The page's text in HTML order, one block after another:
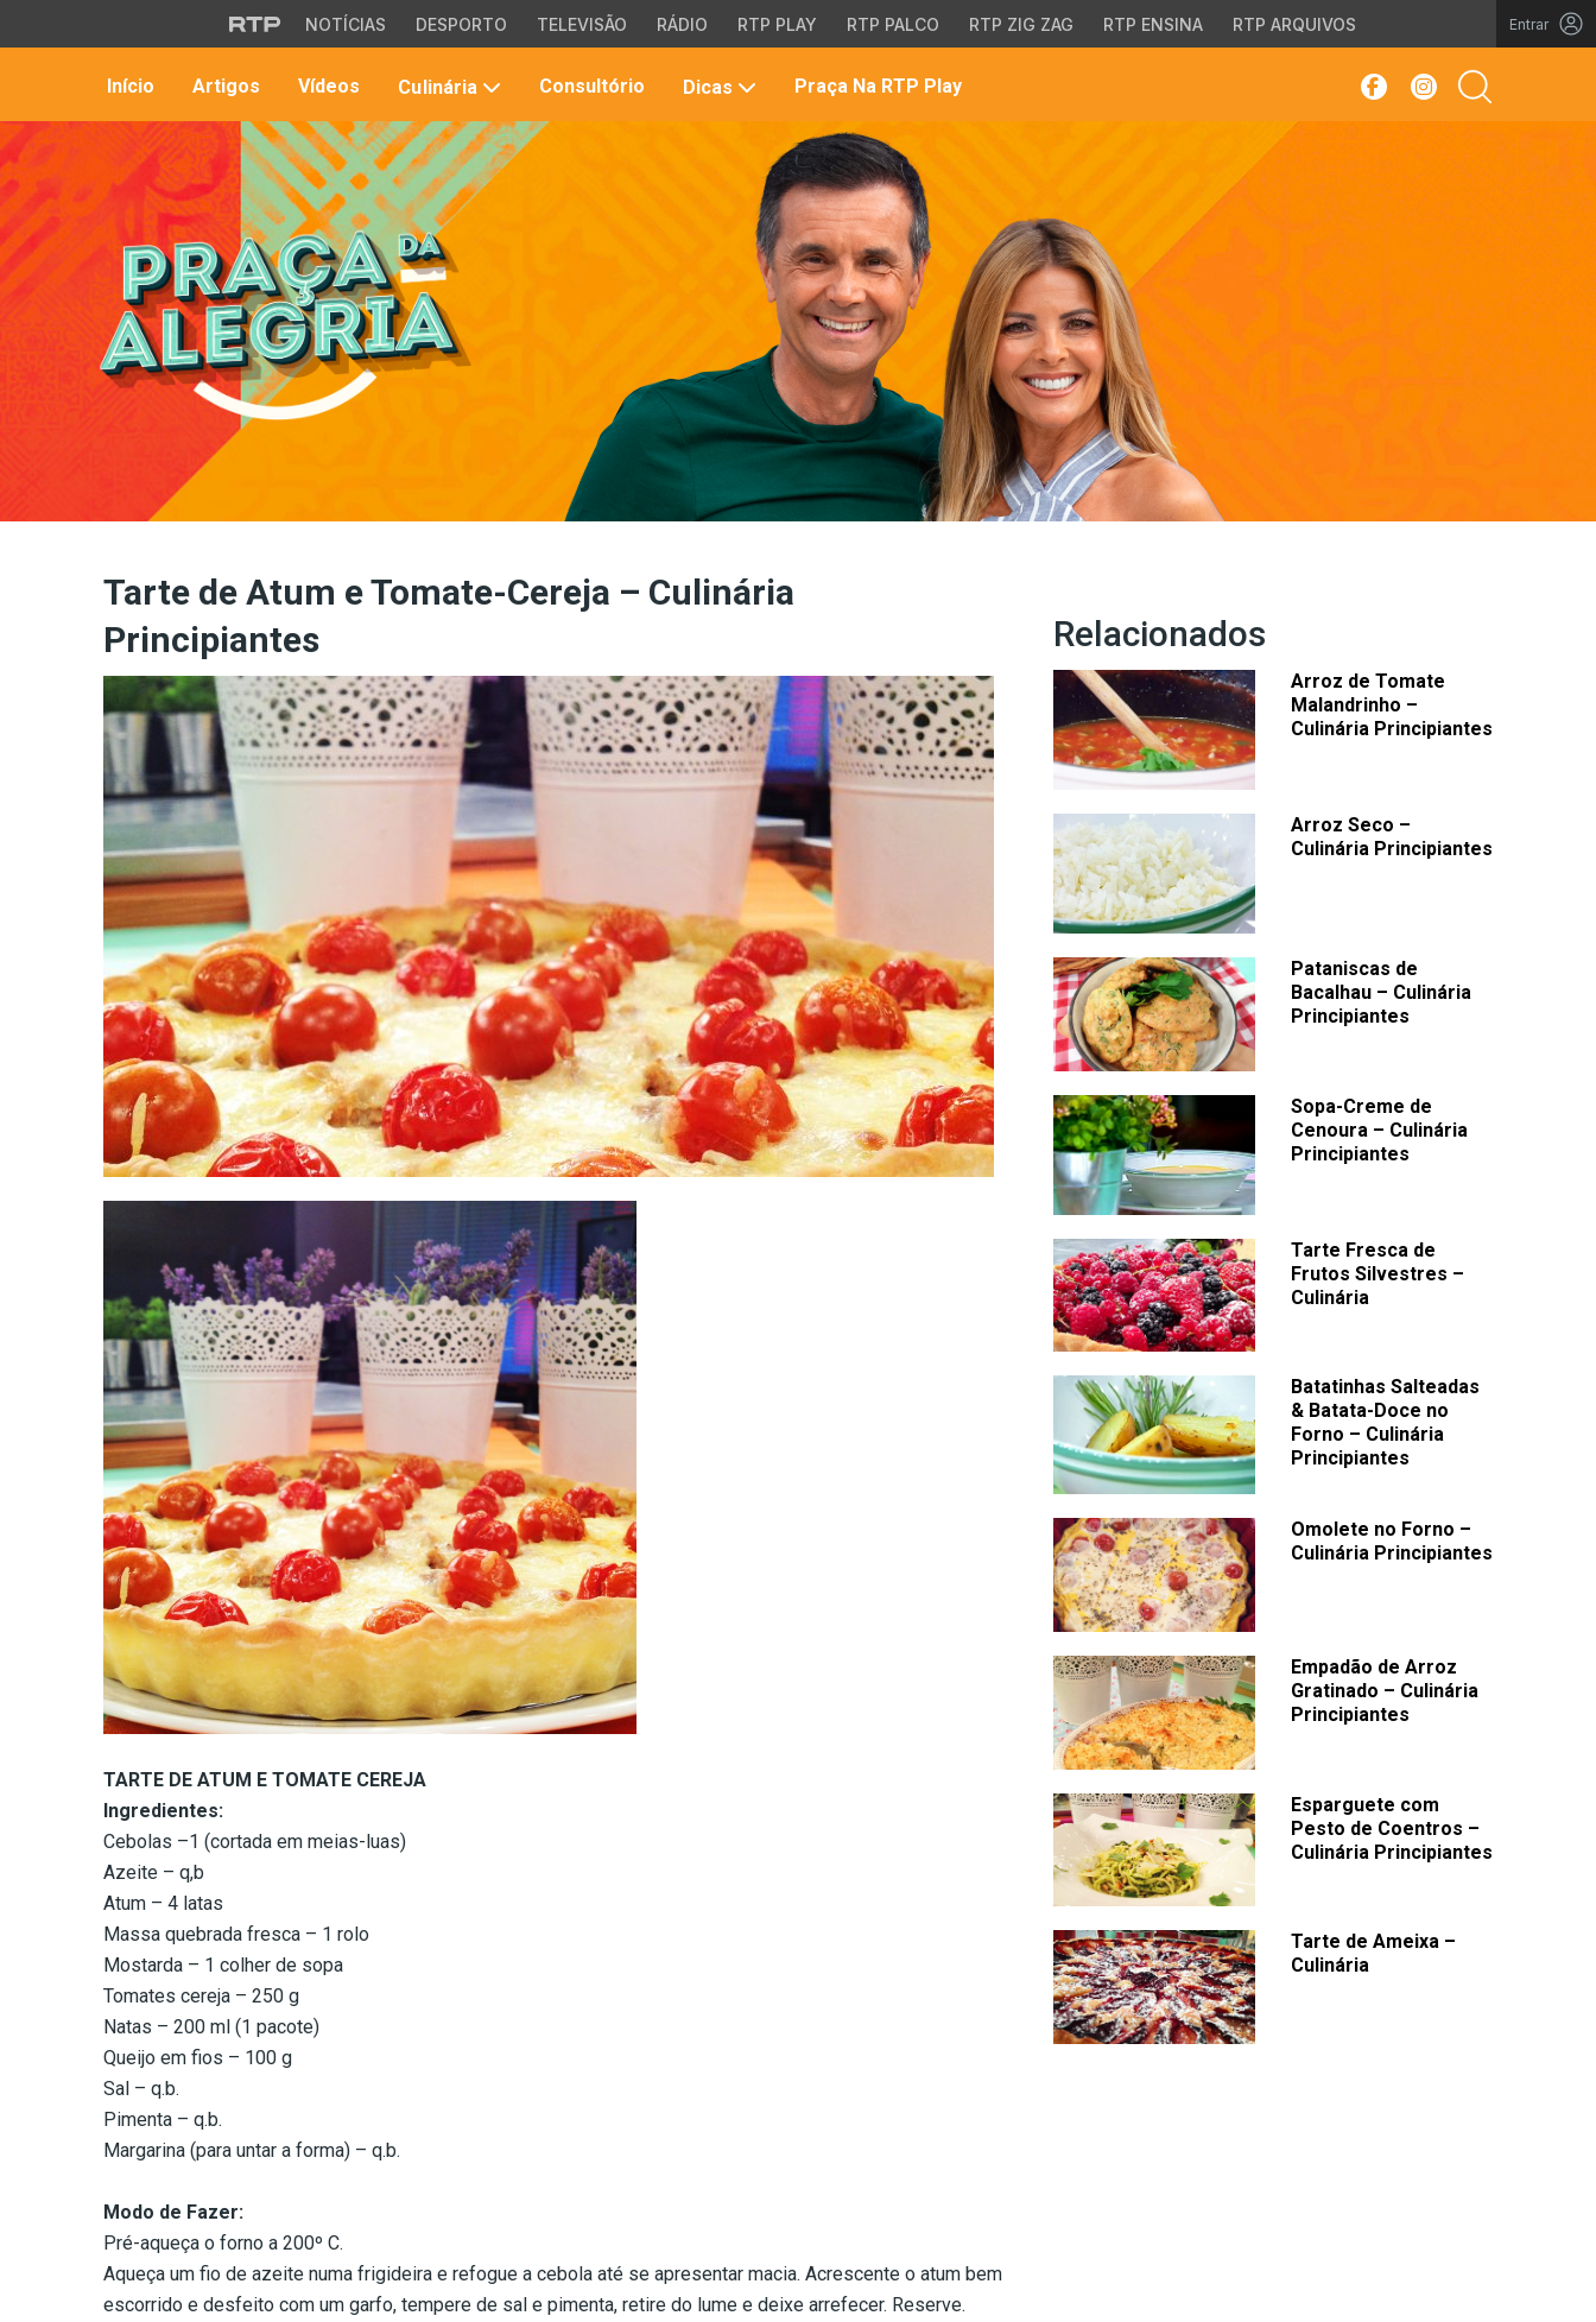
Saltar para o conteúdo principal
NOTÍCIAS DESPORTO TELEVISÃO RÁDIO RTP PLAY RTP PALCO RTP ZIG ZAG RTP ENSINA RTP ARQUIVOS Entrar
Início Artigos Vídeos Culinária Consultório Dicas Praça Na RTP Play
site
Tarte de Atum e Tomate-Cereja – Culinária
Principiantes
TARTE DE ATUM E TOMATE CEREJA
Ingredientes:
Cebolas –1 (cortada em meias-luas)
Azeite – q,b
Atum – 4 latas
Massa quebrada fresca – 1 rolo
Mostarda – 1 colher de sopa
Tomates cereja – 250 g
Natas – 200 ml (1 pacote)
Queijo em fios – 100 g
Sal – q.b.
Pimenta – q.b.
Margarina (para untar a forma) – q.b.
Modo de Fazer:
Pré-aqueça o forno a 200º C.
Aqueça um fio de azeite numa frigideira e refogue a cebola até se apresentar macia. Acrescente o atum bem
escorrido e desfeito com um garfo, tempere de sal e pimenta, retire do lume e deixe arrefecer. Reserve.
Relacionados
Arroz de Tomate
Malandrinho –
Culinária Principiantes
Arroz Seco –
Culinária Principiantes
Pataniscas de
Bacalhau – Culinária
Principiantes
Sopa-Creme de
Cenoura – Culinária
Principiantes
Tarte Fresca de
Frutos Silvestres –
Culinária
Batatinhas Salteadas
& Batata-Doce no
Forno – Culinária
Principiantes
Omolete no Forno –
Culinária Principiantes
Empadão de Arroz
Gratinado – Culinária
Principiantes
Esparguete com
Pesto de Coentros –
Culinária Principiantes
Tarte de Ameixa –
Culinária